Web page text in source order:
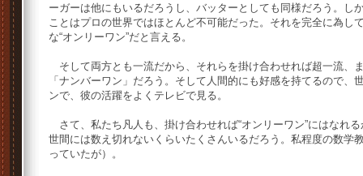
ーガーは他にもいるだろうし、バッターとしても同様だろう。し
ことはプロの世界ではほとんど不可能だった。それを完全に為し
な“オンリーワン”だと言える。
そして両方とも一流だから、それらを掛け合わせれば超一流、
「ナンバーワン」だろう。そして人間的にも好感を持てるので
ンで、彼の活躍をよくテレビで見る。
さて、私たち凡人も、掛け合わせれば“オンリーワン”にはなれ
世間には数え切れないくらいたくさんいるだろう。私程度の数学
っていたが）。